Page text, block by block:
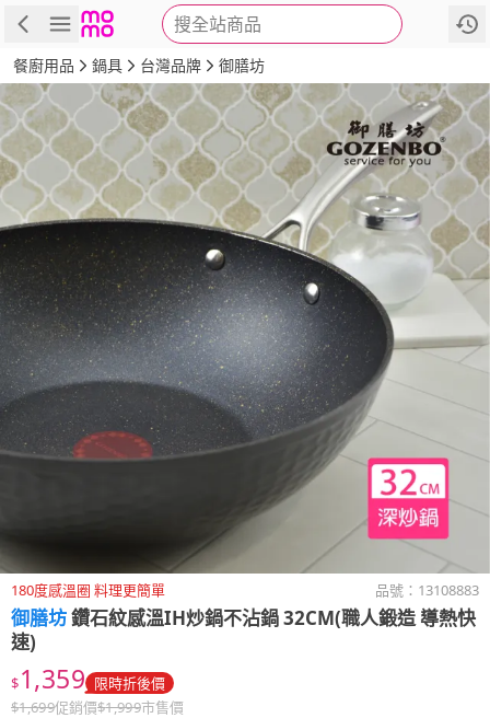
搜全站商品
商品 評價 詳情
餐廚用品 鍋具 台灣品牌 御膳坊
180度感溫圈 料理更簡單 品號： 13108883
御膳坊鑽石紋感溫IH炒鍋不沾鍋 32CM(職人鍛造 導熱快
速)
$1,359 限時折後價
$1,699促銷價$1,999市售價